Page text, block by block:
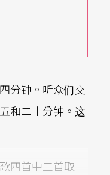
分钟。听众们交
和二十分钟。这
四首中三首取